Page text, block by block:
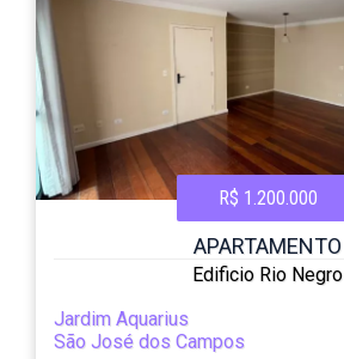
R$ 1.200.000
APARTAMENTO
Edificio Rio Negro
Jardim Aquarius
São José dos Campos